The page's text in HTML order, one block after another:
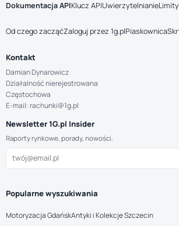
Dokumentacja APIKlucz APIUwierzytelnianie
Od czego zacząćZaloguj przez 1g.plPiaskownica
Kontakt
Damian Dynarowicz
Działalność nierejestrowana
Częstochowa
E-mail: rachunki@1g.pl
Newsletter 1G.pl Insider
Raporty rynkowe, porady, nowości.
Popularne wyszukiwania
Motoryzacja GdańskAntyki i Kolekcje Szczecin